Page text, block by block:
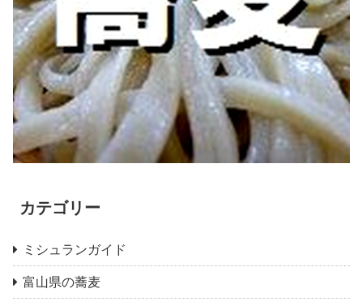
カテゴリー
ミシュランガイド
富山県の蕎麦